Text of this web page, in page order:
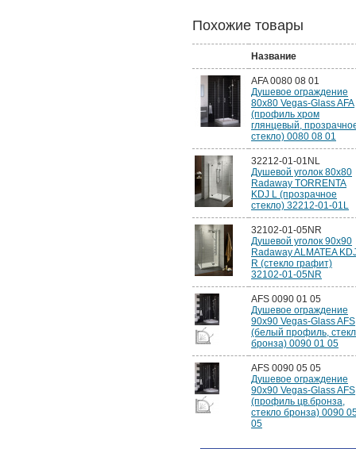
Похожие товары
Название
AFA 0080 08 01
Душевое ограждение
80x80 Vegas-Glass AFA
(профиль хром
глянцевый,
стекло) 0080 08 01
32212-01-01NL
Душевой уголок 80х80
Radaway TORRENTA
KDJ L (прозрачное
стекло) 32212-01-01L
32102-01-05NR
Душевой уголок 90х90
Radaway ALMATEA
R (стекло графит)
32102-01-05NR
AFS 0090 01 05
Душевое ограждение
90x90 Vegas-Glass AFS
(белый профиль,
бронза) 0090 01 05
AFS 0090 05 05
Душевое ограждение
90x90 Vegas-Glass AFS
(профиль цв.бронза,
стекло бронза) 0090
05